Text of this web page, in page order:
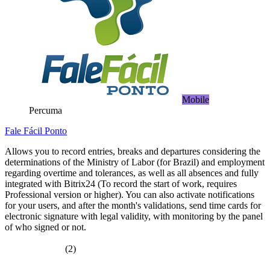
Mobile
Percuma
Fale Fácil Ponto
Allows you to record entries, breaks and departures considering the
determinations of the Ministry of Labor (for Brazil) and employment
regarding overtime and tolerances, as well as all absences and fully
integrated with Bitrix24 (To record the start of work, requires
Professional version or higher). You can also activate notifications
for your users, and after the month's validations, send time cards for
electronic signature with legal validity, with monitoring by the panel
of who signed or not.
(2)